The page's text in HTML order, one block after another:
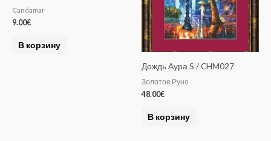
Candamar
9.00€
В корзину
Дождь Аура S / CHM027
Золотое Руно
48.00€
В корзину